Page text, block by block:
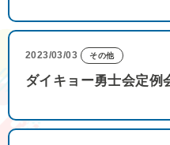
2023/03/03 その他
ダイキョー勇士会定例